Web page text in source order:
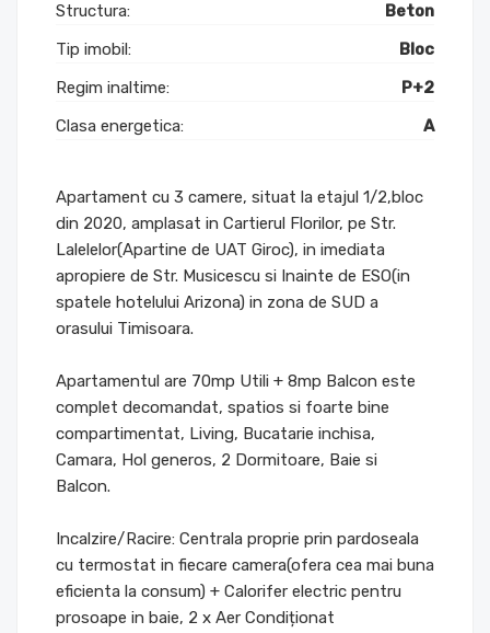
Structura:
Beton
Tip imobil:
Bloc
Regim inaltime:
P+2
Clasa energetica:
A
Apartament cu 3 camere, situat la etajul 1/2,bloc
din 2020, amplasat in Cartierul Florilor, pe Str.
Lalelelor(Apartine de UAT Giroc), in imediata
apropiere de Str. Musicescu si Inainte de ESO(in
spatele hotelului Arizona) in zona de SUD a
orasului Timisoara.
Apartamentul are 70mp Utili + 8mp Balcon este
complet decomandat, spatios si foarte bine
compartimentat, Living, Bucatarie inchisa,
Camara, Hol generos, 2 Dormitoare, Baie si
Balcon.
Incalzire/Racire: Centrala proprie prin pardoseala
cu termostat in fiecare camera(ofera cea mai buna
eficienta la consum) + Calorifer electric pentru
prosoape in baie, 2 x Aer Condiționat